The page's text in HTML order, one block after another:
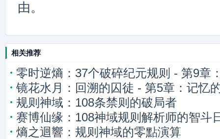
由。
相关推荐
零时逆熵：37个破碎纪元规则 - 第9章
残骸
镜花水月：回溯的囚徒 - 第5章：记忆
规则神域：108条禁则的破局者
赛博仙缘：108神域规则解析师的智斗
熵之迴響：规则神域的零點演算